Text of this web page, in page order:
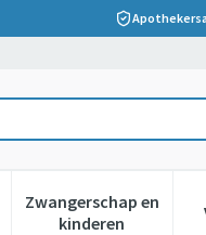
verzorging en hygiëne
voor Dieet, voeding
Zwangerschap en
kinderen
Toon